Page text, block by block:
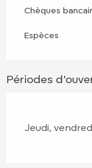
Chèques
Espèces
Périodes
Jeudi,